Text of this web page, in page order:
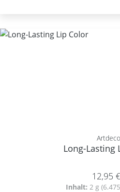
Artdeco
Long-Lasting
12,95
Inhalt: 2 g